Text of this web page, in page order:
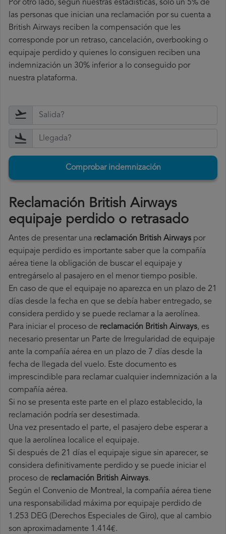
Por otro lado, según nuestras estadísticas, solo un 5% de
las personas que inician una reclamación por su cuenta a
British Airways reciben la compensación que les
corresponde por un retraso, cancelación, overbooking o
equipaje perdido y quienes lo consiguen reciben una
indemnización un 30% inferior a lo conseguido por
nuestra plataforma.
Comprobar indemnización
Reclamación British Airways
equipaje perdido o retrasado
Antes de presentar una reclamación British Airways por
equipaje perdido es importante saber que la compañía
aérea tiene la obligación de buscar el equipaje y
entregárselo al pasajero en el menor tiempo posible.
En caso de que el equipaje no aparezca en un plazo de 21
días desde la fecha en que se debía haber entregado, se
considera perdido y se puede reclamar a la aerolínea.
Para iniciar el proceso de reclamación British Airways, es
necesario presentar un Parte de Irregularidad de equipaje
ante la compañía aérea en un plazo de 7 días desde la
fecha de llegada del vuelo. Este documento es
imprescindible para reclamar cualquier indemnización a la
compañía aérea.
Si no se presenta este parte en el plazo establecido, la
reclamación podría ser desestimada.
Una vez presentado el parte, el pasajero debe esperar a
que la aerolínea localice el equipaje.
Si después de 21 días el equipaje sigue sin aparecer, se
considera definitivamente perdido y se puede iniciar el
proceso de reclamación British Airways.
Según el Convenio de Montreal, la compañía aérea tiene
una responsabilidad máxima por equipaje perdido de
1.253 DEG (Derechos Especiales de Giro), que al cambio
son aproximadamente 1.414€.